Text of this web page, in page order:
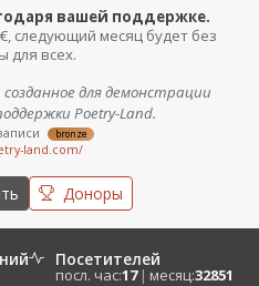
вашей поддержке.
следующий месяц будет без
для всех.
для демонстрации
Poetry-Land.
bronze
land.com/
отличать правду от
KI+ — возможно, однажды он
от мошенника.
kid gold
Доноры
Посетителей